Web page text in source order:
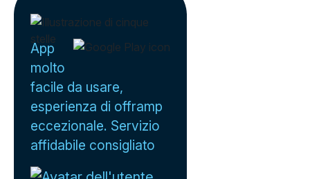
App
molto
facile da usare,
esperienza di offramp
eccezionale. Servizio
affidabile consigliato